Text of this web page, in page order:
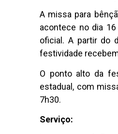
A missa para
acontece no dia
oficial. A partir do
festividade
O ponto alto da
estadual, com
7h30.
Serviço: